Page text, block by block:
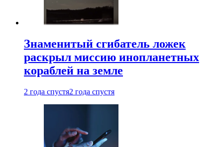
Знаменитый сгибатель ложек
раскрыл миссию инопланетных
кораблей на земле
2 года спустя2 года спустя